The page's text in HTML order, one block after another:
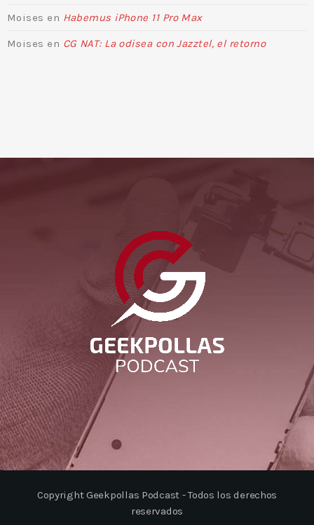
Moises en Habemus iPhone 11 Pro Max
Moises en CG NAT: La odisea con Jazztel, el retorno
Copyright Geekpollas Podcast - Todos los derechos
reservados